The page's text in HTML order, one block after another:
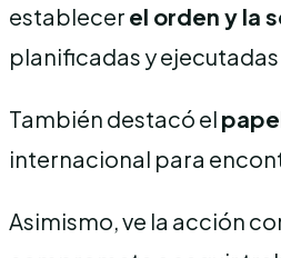
establecer el orden y la
planificadas y
También destacó el
internacional para
Asimismo, ve la acción